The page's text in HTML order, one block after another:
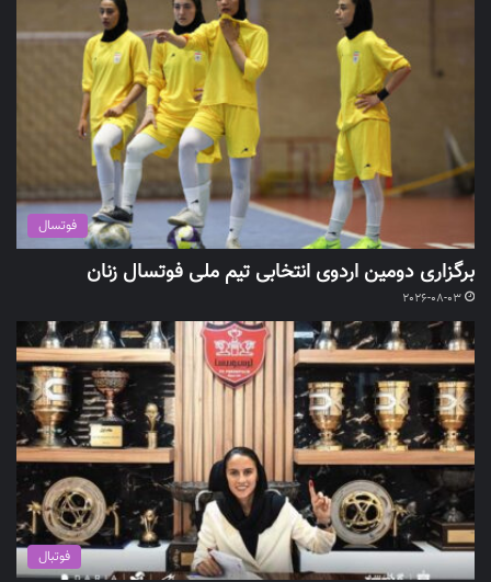
فوتسال
برگزاری دومین اردوی انتخابی تیم ملی فوتسال زنان
2026-08-03
فوتبال